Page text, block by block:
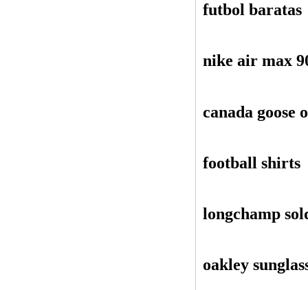
futbol baratas
nike air max
canada goose
football shirts
longchamp
oakley